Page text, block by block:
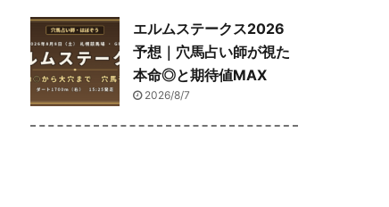
エルムステークス2026
予想｜穴馬占い師が視た
本命◎と期待値MAX
2026/8/7